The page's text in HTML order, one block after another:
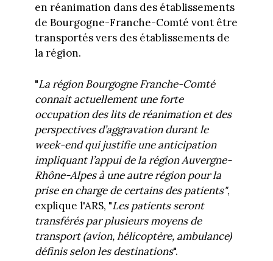
en réanimation dans des établissements
de Bourgogne-Franche-Comté vont être
transportés vers des établissements de
la région.
"La région Bourgogne Franche-Comté
connait actuellement une forte
occupation des lits de réanimation et des
perspectives d’aggravation durant le
week-end qui justifie une anticipation
impliquant l’appui de la région Auvergne-
Rhône-Alpes à une autre région pour la
prise en charge de certains des patients",
explique l'ARS, "Les patients seront
transférés par plusieurs moyens de
transport (avion, hélicoptère, ambulance)
définis selon les destinations".